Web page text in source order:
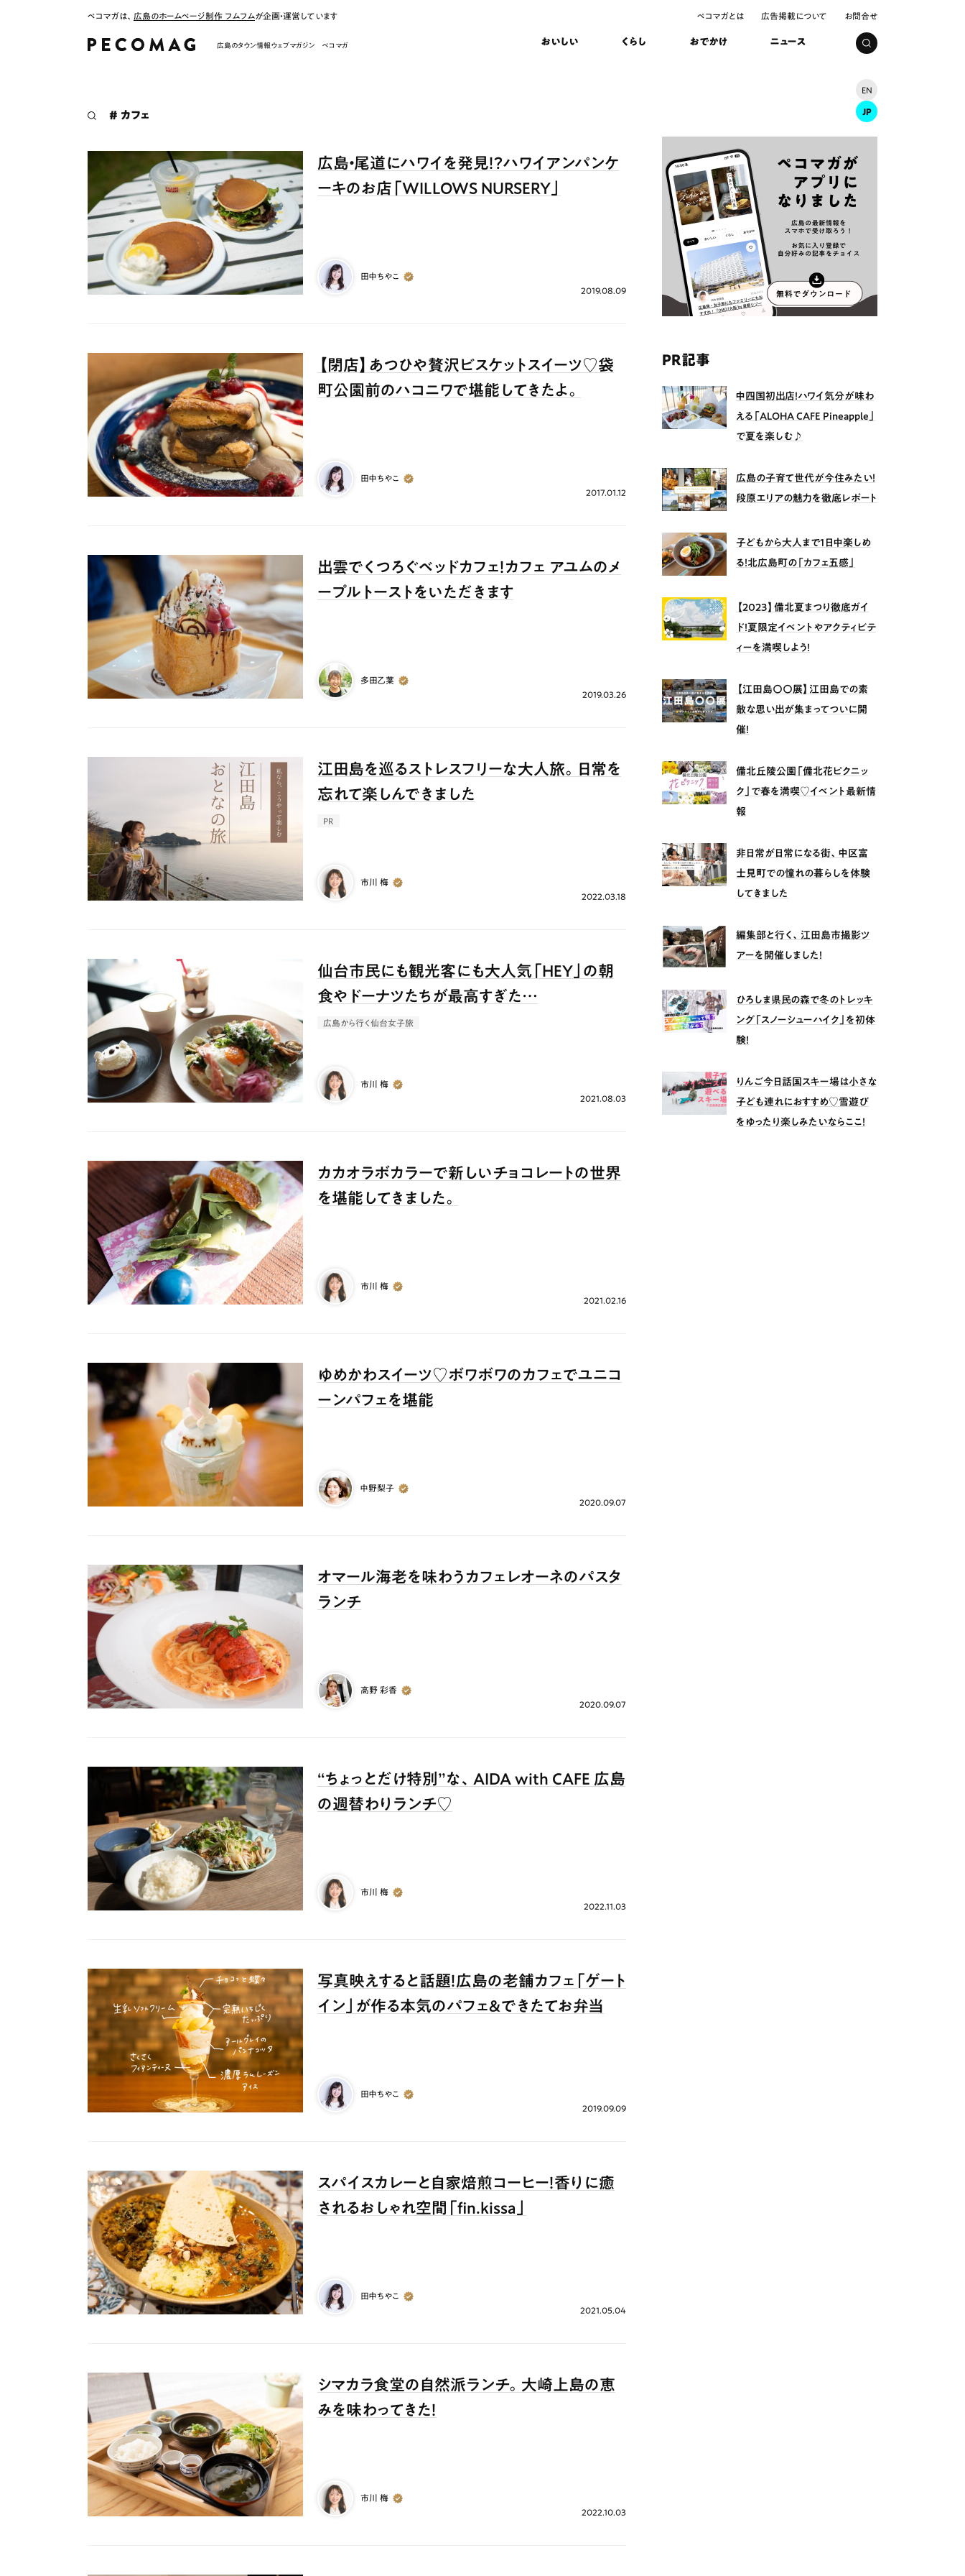
ペコマガは、 広島のホームページ制作 フムフムが企画・運営しています ペコマガとは 広告掲載について お問合せ
広島のタウン情報ウェブマガジン ペコマガ おいしい くらし おでかけ ニュース
EN
JP
# カフェ
# テイクアウト
# カフェ
広島・尾道にハワイを発見！？ハワイアンパンケ
ーキのお店「WILLOWS NURSERY」
田中ちやこ
2019.08.09
【閉店】あつひや贅沢ビスケットスイーツ♡袋
町公園前のハコニワで堪能してきたよ。
田中ちやこ
2017.01.12
出雲でくつろぐベッドカフェ！カフェ アユムのメ
ープルトーストをいただきます
多田乙葉
2019.03.26
江田島を巡るストレスフリーな大人旅。日常を
忘れて楽しんできました
PR
市川 梅
2022.03.18
仙台市民にも観光客にも大人気「HEY」の朝
食やドーナツたちが最高すぎた…
広島から行く仙台女子旅
市川 梅
2021.08.03
カカオラボカラーで新しいチョコレートの世界
を堪能してきました。
市川 梅
2021.02.16
ゆめかわスイーツ♡ボワボワのカフェでユニコ
ーンパフェを堪能
中野梨子
2020.09.07
オマール海老を味わうカフェレオーネのパスタ
ランチ
高野 彩香
2020.09.07
“ちょっとだけ特別”な、AIDA with CAFE 広島
の週替わりランチ♡
市川 梅
2022.11.03
写真映えすると話題！広島の老舗カフェ「ゲート
イン」が作る本気のパフェ＆できたてお弁当
田中ちやこ
2019.09.09
スパイスカレーと自家焙煎コーヒー！香りに癒
されるおしゃれ空間「fin.kissa」
田中ちやこ
2021.05.04
シマカラ食堂の自然派ランチ。大崎上島の恵
みを味わってきた！
市川 梅
2022.10.03
PR記事
中四国初出店！ハワイ気分が味わ
える「ALOHA CAFE Pineapple」
で夏を楽しむ♪
広島の子育て世代が今住みたい！
段原エリアの魅力を徹底レポート
子どもから大人まで1日中楽しめ
る！北広島町の「カフェ五感」
【2023】備北夏まつり徹底ガイ
ド！夏限定イベントやアクティビテ
ィーを満喫しよう！
【江田島〇〇展】江田島での素
敵な思い出が集まってついに開
催！
備北丘陵公園「備北花ピクニッ
ク」で春を満喫♡イベント最新情
報
非日常が日常になる街、中区富
士見町での憧れの暮らしを体験
してきました
編集部と行く、江田島市撮影ツ
アーを開催しました！
ひろしま県民の森で冬のトレッキ
ング「スノーシューハイク」を初体
験！
りんご今日話国スキー場は小さな
子ども連れにおすすめ♡雪遊び
をゆったり楽しみたいならここ！